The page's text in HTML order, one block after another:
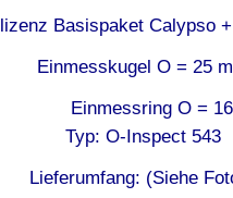
Basispaket Calypso
Einmesskugel O = 25
Einmessring O = 16
Typ: O-Inspect 543
Lieferumfang: (Siehe